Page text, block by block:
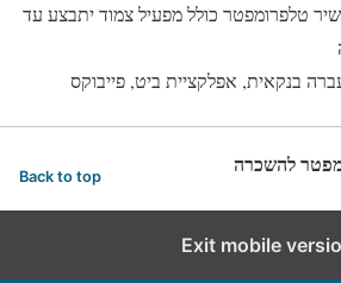
טלפרומפטר כולל מפעיל צמוד יתבצע עד
בנקאית, אפלקציית ביט, פייבוקס
להשכרה Back to top
Exit mobile